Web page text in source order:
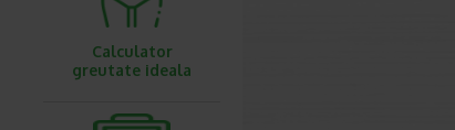
Calculator
greutate ideala